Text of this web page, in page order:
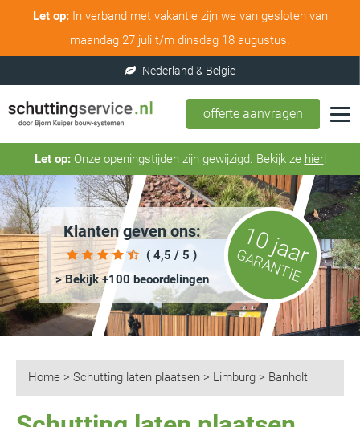
Let op:In verband met vakantie zijn we van gesloten van
maandag 27 juli t/m dinsdag 18 augustus.
offerte aanvragen
Let op:Onze openingstijden zijn gewijzigd. Bekijk ze hier!
Klanten geven ons:
( 4,5 / 5 )
> Bekijk +100 beoordelingen
10 jaar
GARANTIE
Home > Schutting laten plaatsen > Limburg > Banholt